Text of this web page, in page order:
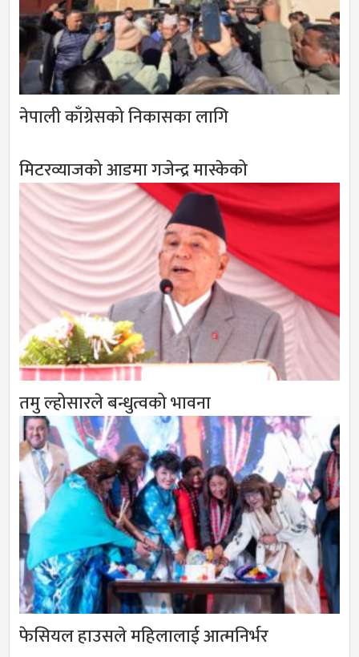
नेपाली काँग्रेसको निकासका लागि
मिटरव्याजको आडमा गजेन्द्र मास्केको
तमु ल्होसारले बन्धुत्वको भावना
फेसियल हाउसले महिलालाई आत्मनिर्भर